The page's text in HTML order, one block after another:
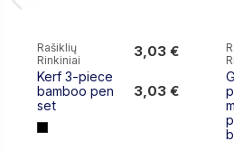
Rašiklių
Rinkiniai
Kerf 3-piece
bamboo pen
set
3,03 €
3,03 €